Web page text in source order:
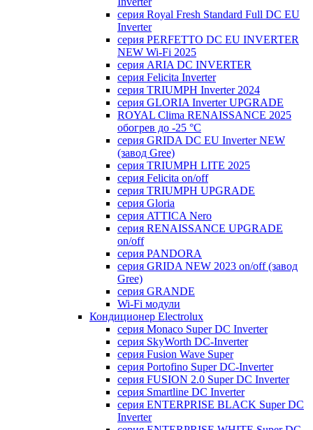
серия Royal Fresh Standard Full DC EU
Inverter
серия PERFETTO DC EU INVERTER
NEW Wi-Fi 2025
серия ARIA DC INVERTER
серия Felicita Inverter
серия TRIUMPH Inverter 2024
серия GLORIA Inverter UPGRADE
ROYAL Clima RENAISSANCE 2025
обогрев до -25 °С
серия GRIDA DC EU Inverter NEW
(завод Gree)
серия TRIUMPH LITE 2025
серия Felicita on/off
серия TRIUMPH UPGRADE
серия Gloria
серия ATTICA Nero
серия RENAISSANCE UPGRADE
on/off
серия PANDORA
серия GRIDA NEW 2023 on/off (завод
Gree)
серия GRANDE
Wi-Fi модули
Кондиционер Electrolux
серия Monaco Super DC Inverter
серия SkyWorth DC-Inverter
серия Fusion Wave Super
серия Portofino Super DC-Inverter
серия FUSION 2.0 Super DC Іnverter
серия Smartline DC Inverter
серия ENTERPRISE BLACK Super DC
Inverter